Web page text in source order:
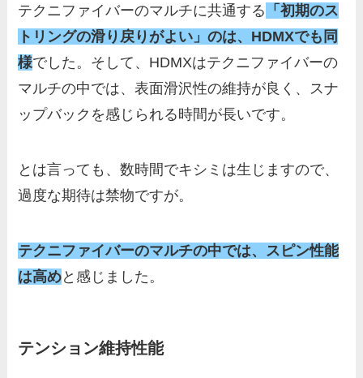
テクニファイバーのマルチに共通する 「初期のス
トリングの滑り戻りがよい」のは、HDMXでも同
様でした。そして、HDMXはテクニファイバーの
マルチの中では、表面滑沢性の維持が良く、スナ
ップバックを感じられる時間が長いです。
とは言っても、数時間でキシミは生じますので、
過度な期待は禁物ですが。
テクニファイバーのマルチの中では、スピン性能
は高めと感じました。
テンション維持性能